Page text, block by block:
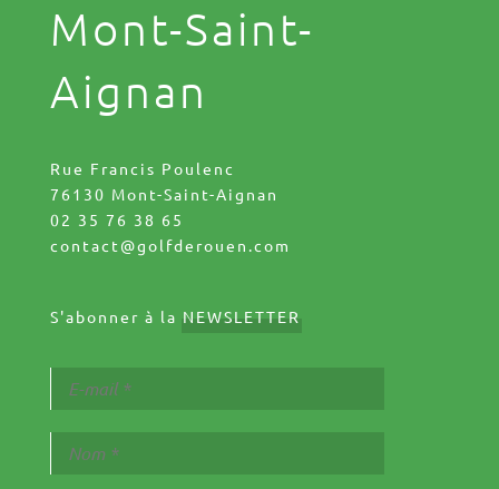
Mont-Saint-
Aignan
Rue Francis Poulenc
76130 Mont-Saint-Aignan
02 35 76 38 65
contact@golfderouen.com
S'abonner à la NEWSLETTER